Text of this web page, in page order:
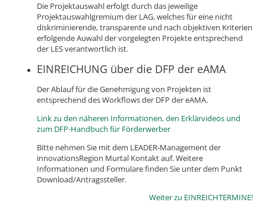
Die Projektauswahl erfolgt durch das jeweilige
Projektauswahlgremium der LAG, welches für eine nicht
diskriminierende, transparente und nach objektiven Kriterien
erfolgende Auwahl der vorgelegten Projekte entsprechend
der LES verantwortlich ist.
EINREICHUNG über die DFP der eAMA
Der Ablauf für die Genehmigung von Projekten ist
entsprechend des Workflows der DFP der eAMA.
Link zu den näheren Informationen, den Erklärvideos und
zum DFP-Handbuch für Förderwerber
Bitte nehmen Sie mit dem LEADER-Management der
innovationsRegion Murtal Kontakt auf. Weitere
Informationen und Formulare finden Sie unter dem Punkt
Download/Antragssteller.
Weiter zu EINREICHTERMINE!